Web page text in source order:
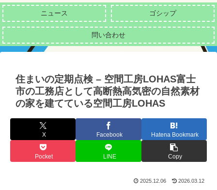
ニュース ゴシップ
問い合わせ
住まいの定期点検 – 空間工房LOHAS富士
市の工務店として高断熱高気密の自然素材
の家を建てている空間工房LOHAS
X Facebook Hatena Bookmark
Pocket LINE Copy
2025.12.06 2026.03.12